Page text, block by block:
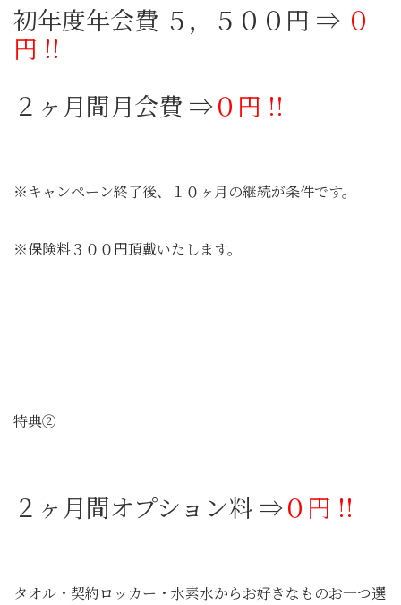
初年度年会費 ５，５００円 ⇒ ０
円 !!
２ヶ月間月会費 ⇒０円 !!
※キャンペーン終了後、１０ヶ月の継続が条件です。
※保険料３００円頂戴いたします。
特典②
２ヶ月間オプション料 ⇒０円 !!
タオル・契約ロッカー・水素水からお好きなものお一つ選